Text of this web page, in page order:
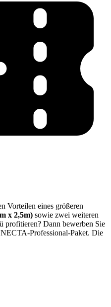
Vorteilen eines größeren
x 2,5m) sowie zwei weiteren
profitieren? Dann bewerben Sie
Professional-Paket. Die